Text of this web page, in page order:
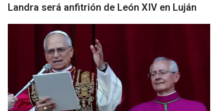
Landra será anfitrión de León XIV en Luján